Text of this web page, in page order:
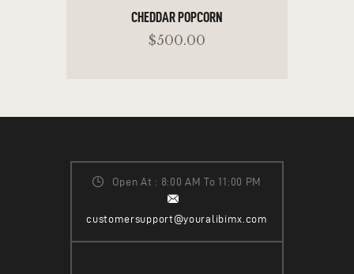
CHEDDAR POPCORN
$500.00
Open At : 8:00 AM To 11:00 PM
customersupport@youralibimx.com